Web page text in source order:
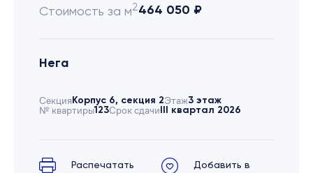
Стоимость за м2464 050 ₽
Нега
СекцияКорпус 6, секция 2Этаж3 этаж
№ квартиры123Срок сдачиIII квартал 2026
Распечатать
Добавить в